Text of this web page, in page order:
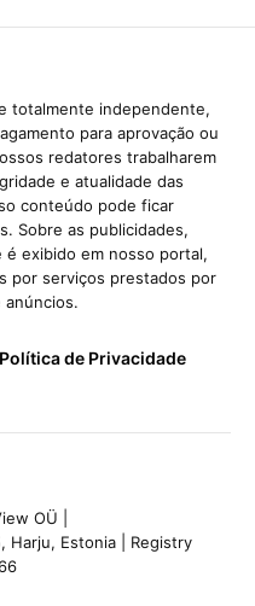
totalmente independente,
para aprovação ou
redatores trabalharem
e atualidade das
conteúdo pode ficar
Sobre as publicidades,
exibido em nosso portal,
por serviços prestados por
Política de Privacidade
OÜ |
Harju, Estonia | Registry